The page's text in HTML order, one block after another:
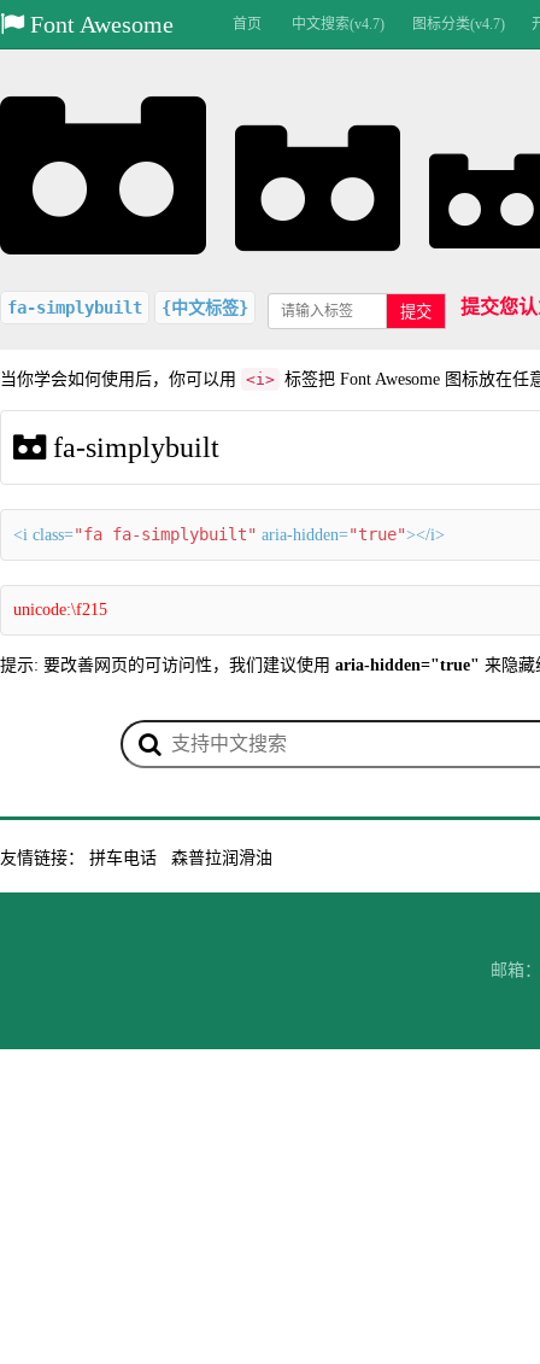
Font Awesome 首页 中文搜索(v4.7) 图标分类(v4.7)
fa-simplybuilt {中文标签} 提交 提交您
当你学会如何使用后，你可以用 <i> 标签把 Font Awesome 图标放在任
fa-simplybuilt
<i class="fa fa-simplybuilt" aria-hidden="true"></i>
unicode:\f215
提示: 要改善网页的可访问性，我们建议使用 aria-hidden="true" 来隐藏
友情链接： 拼车电话 森普拉润滑油
邮箱